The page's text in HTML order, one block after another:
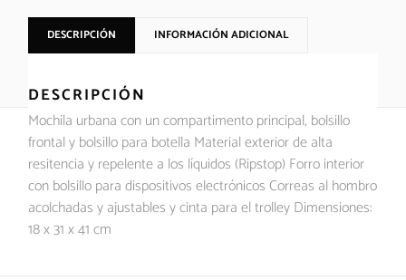
DESCRIPCIÓN INFORMACIÓN ADICIONAL
DESCRIPCIÓN
Mochila urbana con un compartimento principal, bolsillo
frontal y bolsillo para botella Material exterior de alta
resitencia y repelente a los líquidos (Ripstop) Forro interior
con bolsillo para dispositivos electrónicos Correas al hombro
acolchadas y ajustables y cinta para el trolley Dimensiones:
18 x 31 x 41 cm